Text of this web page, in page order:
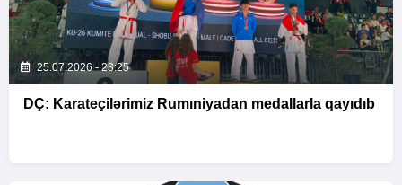
25.07.2026 - 23:25
DÇ: Karateçilərimiz Rumıniyadan medallarla qayıdıb